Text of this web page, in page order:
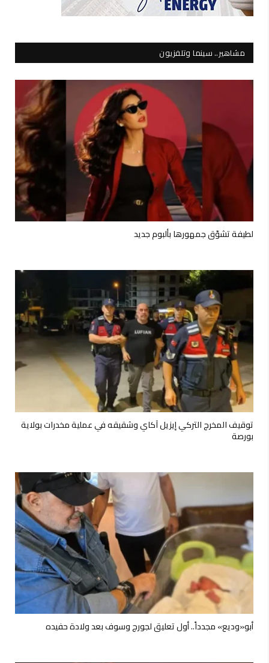
مشاهير.. سينما وتلفزيون
لطيفة تشوّق جمهورها بألبوم جديد
توقيف المخرج التركي إيزيل آكاي وشقيقه في عملية مخدرات بولاية
بورصة
أبو«وديع» مجدداً.. أول تعليق لجورج وسوف بعد ولادة حفيده